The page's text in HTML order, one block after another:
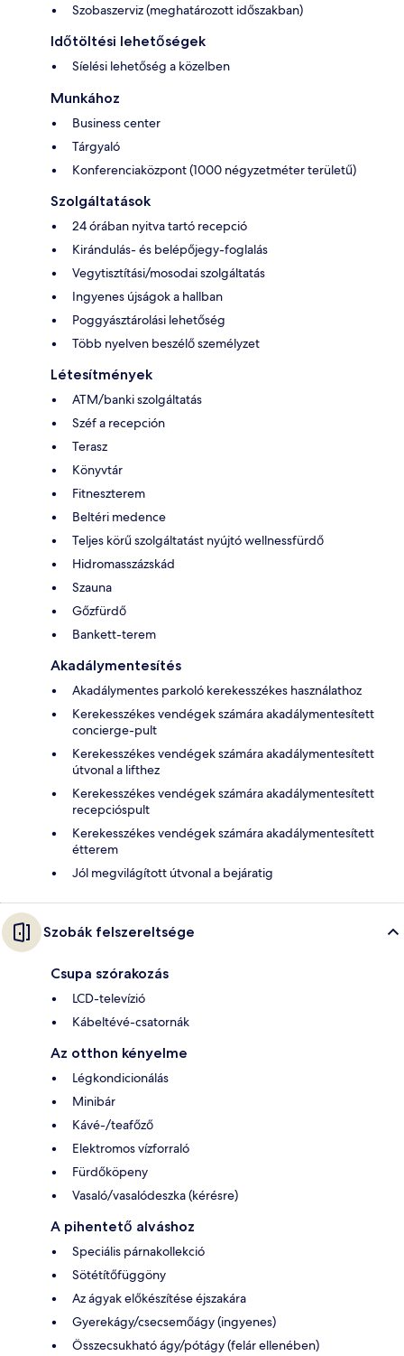
Szobaszerviz (meghatározott időszakban)
Időtöltési lehetőségek
Síelési lehetőség a közelben
Munkához
Business center
Tárgyaló
Konferenciaközpont (1000 négyzetméter területű)
Szolgáltatások
24 órában nyitva tartó recepció
Kirándulás- és belépőjegy-foglalás
Vegytisztítási/mosodai szolgáltatás
Ingyenes újságok a hallban
Poggyásztárolási lehetőség
Több nyelven beszélő személyzet
Létesítmények
ATM/banki szolgáltatás
Széf a recepción
Terasz
Könyvtár
Fitneszterem
Beltéri medence
Teljes körű szolgáltatást nyújtó wellnessfürdő
Hidromasszázskád
Szauna
Gőzfürdő
Bankett-terem
Akadálymentesítés
Akadálymentes parkoló kerekesszékes használathoz
Kerekesszékes vendégek számára akadálymentesített
concierge-pult
Kerekesszékes vendégek számára akadálymentesített
útvonal a lifthez
Kerekesszékes vendégek számára akadálymentesített
recepcióspult
Kerekesszékes vendégek számára akadálymentesített
étterem
Jól megvilágított útvonal a bejáratig
Szobák felszereltsége
Csupa szórakozás
LCD-televízió
Kábeltévé-csatornák
Az otthon kényelme
Légkondicionálás
Minibár
Kávé-/teafőző
Elektromos vízforraló
Fürdőköpeny
Vasaló/vasalódeszka (kérésre)
A pihentető alváshoz
Speciális párnakollekció
Sötétítőfüggöny
Az ágyak előkészítése éjszakára
Gyerekágy/csecsemőágy (ingyenes)
Összecsukható ágy/pótágy (felár ellenében)